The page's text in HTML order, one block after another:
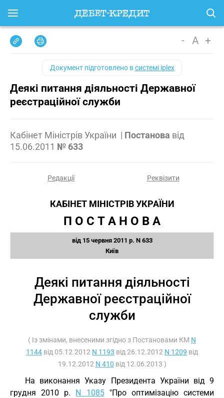
- A +
Документ підготовлено всистемі iplex
Деякі питання діяльності Державної
реєстраційної служби
Кабінет Міністрів України | Постанова від
15.06.2011 № 633
Редакції Реквізити
КАБІНЕТ МІНІСТРІВ УКРАЇНИ
П О С Т А Н О В А
від 15 червня 2011 р. N 633
Київ
Деякі питання діяльності
Державної реєстраційної
служби
( Із змінами, внесеними згідно з Постановами КМ N
1144 від 05.12.2012 N 1193 від 26.12.2012 N 1209 від
19.12.2012 N 410 від 12.06.2013 )
На виконання Указу Президента України від 9
грудня 2010 р. N 1085"Про оптимізацію системи